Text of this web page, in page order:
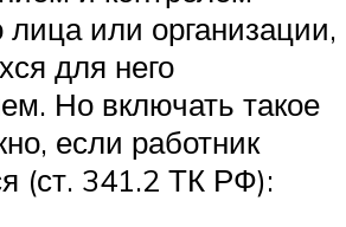
лица или организации,
для него
Но включать такое
если работник
(ст. 341.2 ТК РФ):